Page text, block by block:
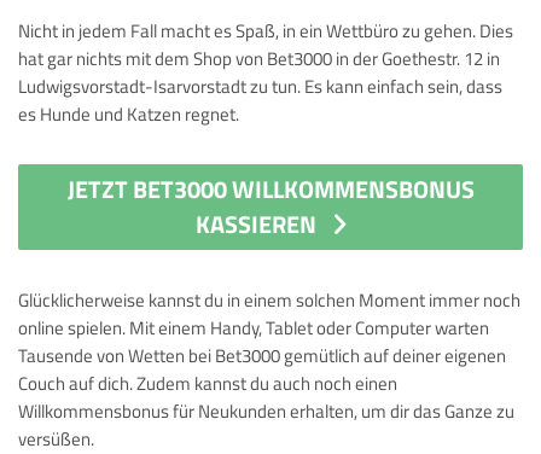
Nicht in jedem Fall macht es Spaß, in ein Wettbüro zu gehen. Dies
hat gar nichts mit dem Shop von Bet3000 in der Goethestr. 12 in
Ludwigsvorstadt-Isarvorstadt zu tun. Es kann einfach sein, dass
es Hunde und Katzen regnet.
JETZT BET3000 WILLKOMMENSBONUS
KASSIEREN
Glücklicherweise kannst du in einem solchen Moment immer noch
online spielen. Mit einem Handy, Tablet oder Computer warten
Tausende von Wetten bei Bet3000 gemütlich auf deiner eigenen
Couch auf dich. Zudem kannst du auch noch einen
Willkommensbonus für Neukunden erhalten, um dir das Ganze zu
versüßen.